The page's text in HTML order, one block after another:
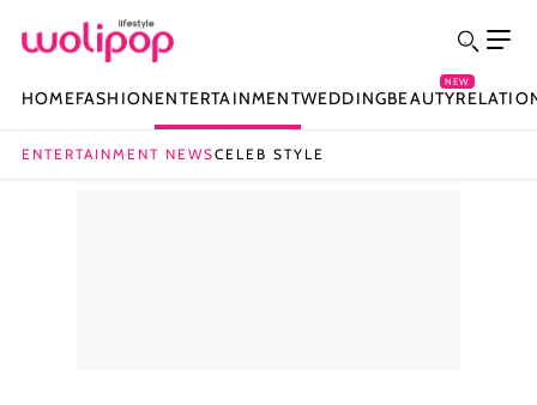
HOMEFASHIONENTERTAINMENTWEDDINGBEAUTY
NEW
ENTERTAINMENT NEWSCELEB STYLE